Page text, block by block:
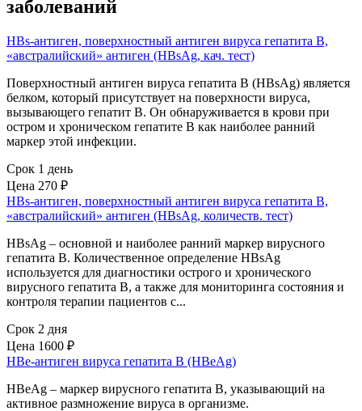
заболеваний
HBs-антиген, поверхностный антиген вируса гепатита B,
«австралийский» антиген (HBsAg, кач. тест)
Поверхностный антиген вируса гепатита В (HВsAg) является
белком, который присутствует на поверхности вируса,
вызывающего гепатит В. Он обнаруживается в крови при
остром и хроническом гепатите В как наиболее ранний
маркер этой инфекции.
Срок 1 день
Цена 270 ₽
HBs-антиген, поверхностный антиген вируса гепатита B,
«австралийский» антиген (HBsAg, количеств. тест)
HBsAg – основной и наиболее ранний маркер вирусного
гепатита В. Количественное определение HBsAg
используется для диагностики острого и хронического
вирусного гепатита В, а также для мониторинга состояния и
контроля терапии пациентов с...
Срок 2 дня
Цена 1600 ₽
HBе-антиген вируса гепатита В (HBеAg)
HBeAg – маркер вирусного гепатита В, указывающий на
активное размножение вируса в организме.